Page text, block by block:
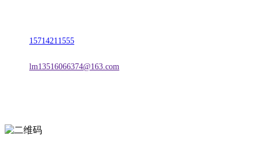
15714211555
lm13516066374@163.com